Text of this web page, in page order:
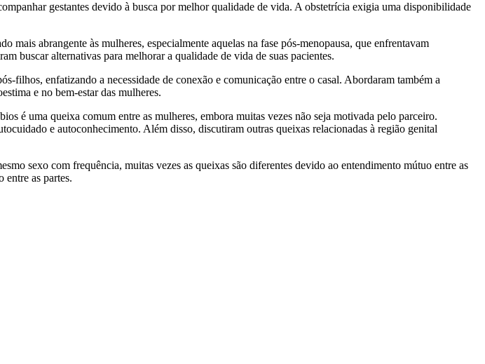
gestantes devido à busca por melhor qualidade de vida. A obstetrícia exigia uma disponibilidade
abrangente às mulheres, especialmente aquelas na fase pós-menopausa, que enfrentavam
buscar alternativas para melhorar a qualidade de vida de suas pacientes.
filhos, enfatizando a necessidade de conexão e comunicação entre o casal. Abordaram também a
e no bem-estar das mulheres.
é uma queixa comum entre as mulheres, embora muitas vezes não seja motivada pelo parceiro.
e autoconhecimento. Além disso, discutiram outras queixas relacionadas à região genital
sexo com frequência, muitas vezes as queixas são diferentes devido ao entendimento mútuo entre as
entre as partes.